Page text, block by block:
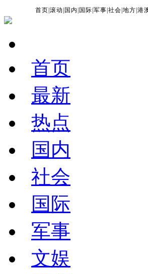
首页 |滚动 国内 国际 |军事 |社会 |地方 |港
首页
最新
热点
国内
社会
国际
军事
文娱